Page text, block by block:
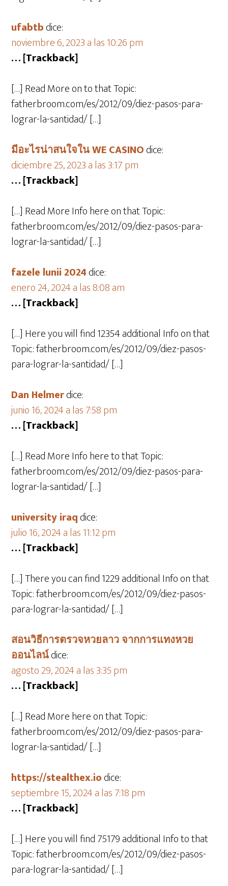
ufabtbdice:
noviembre 6, 2023 a las 10:26 pm
… [Trackback]
[…] Read More on to that Topic:
fatherbroom.com/es/2012/09/diez-pasos-para-
lograr-la-santidad/ […]
มีอะไรน่าสนใจใน WE CASINOdice:
diciembre 25, 2023 a las 3:17 pm
… [Trackback]
[…] Read More Info here on that Topic:
fatherbroom.com/es/2012/09/diez-pasos-para-
lograr-la-santidad/ […]
fazele lunii 2024dice:
enero 24, 2024 a las 8:08 am
… [Trackback]
[…] Here you will find 12354 additional Info on that
Topic: fatherbroom.com/es/2012/09/diez-pasos-
para-lograr-la-santidad/ […]
Dan Helmerdice:
junio 16, 2024 a las 7:58 pm
… [Trackback]
[…] Read More Info here to that Topic:
fatherbroom.com/es/2012/09/diez-pasos-para-
lograr-la-santidad/ […]
university iraqdice:
julio 16, 2024 a las 11:12 pm
… [Trackback]
[…] There you can find 1229 additional Info on that
Topic: fatherbroom.com/es/2012/09/diez-pasos-
para-lograr-la-santidad/ […]
สอนวิธีการตรวจหวยลาว จากการแทงหวย
ออนไลน์dice:
agosto 29, 2024 a las 3:35 pm
… [Trackback]
[…] Read More here on that Topic:
fatherbroom.com/es/2012/09/diez-pasos-para-
lograr-la-santidad/ […]
https://stealthex.iodice:
septiembre 15, 2024 a las 7:18 pm
… [Trackback]
[…] Here you will find 75179 additional Info to that
Topic: fatherbroom.com/es/2012/09/diez-pasos-
para-lograr-la-santidad/ […]